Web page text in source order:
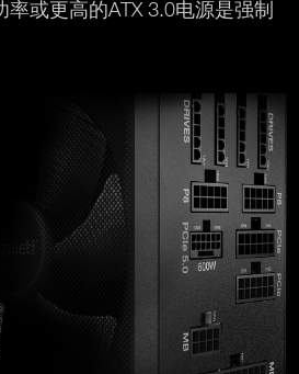
或更高的ATX 3.0电源是强制